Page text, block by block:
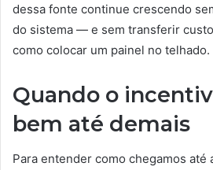
dessa fonte continue crescendo
do sistema — e sem transferir
como colocar um painel no telhado.
Quando o
bem até demais
Para entender como chegamos até